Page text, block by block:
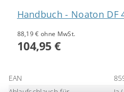
Handbuch - Noaton DF
88,19 € ohne MwSt.
104,95 €
EAN